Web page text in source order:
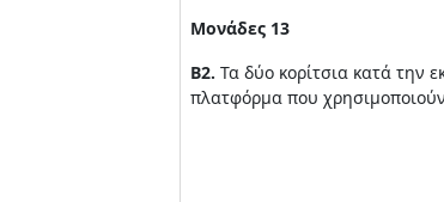
Μονάδες 13
Β2. Τα δύο κορίτσια κατά την
πλατφόρμα που